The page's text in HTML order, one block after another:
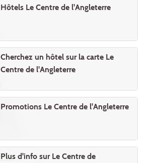
Hôtels Le Centre de l'Angleterre
Cherchez un hôtel sur la carte Le
Centre de l'Angleterre
Promotions Le Centre de l'Angleterre
Plus d'info sur Le Centre de